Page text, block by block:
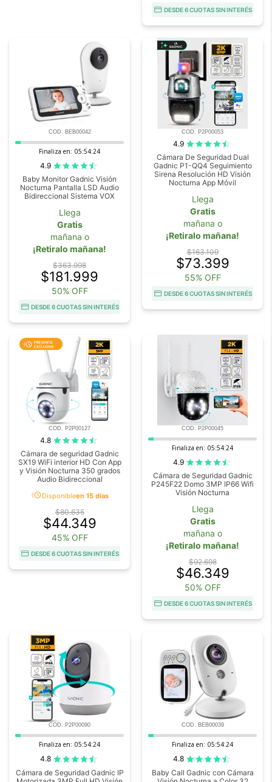
DESDE 6 CUOTAS SIN INTERÉS
COD. BEB00042
Finaliza en: 05:54:23
4.9
Baby Monitor Gadnic Visión
Nocturna Pantalla LSD Audio
Bidireccional Sistema VOX
Llega
Gratis
mañana o
¡Retiralo mañana!
$363.998
$181.999
50% OFF
DESDE 6 CUOTAS SIN INTERÉS
COD. P2P00053
4.9
Cámara De Seguridad Dual
Gadnic P1-QQ4 Seguimiento
Sirena Resolución HD Visión
Nocturna App Móvil
Llega
Gratis
mañana o
¡Retiralo mañana!
$163.109
$73.399
55% OFF
DESDE 6 CUOTAS SIN INTERÉS
COD. P2P00127
4.8
Cámara de seguridad Gadnic
SX19 WiFi interior HD Con App
y Visión Nocturna 350 grados
Audio Bidireccional
acuteDisponibleen 15 días
$80.635
$44.349
45% OFF
DESDE 6 CUOTAS SIN INTERÉS
COD. P2P00045
Finaliza en: 05:54:23
4.9
Cámara de Seguridad Gadnic
P245F22 Domo 3MP IP66 Wifi
Visión Nocturna
Llega
Gratis
mañana o
¡Retiralo mañana!
$92.698
$46.349
50% OFF
DESDE 6 CUOTAS SIN INTERÉS
COD. P2P00090
Finaliza en: 05:54:23
4.8
Cámara de Seguridad Gadnic IP
COD. BEB00039
Finaliza en: 05:54:23
4.8
Baby Call Gadnic con Cámara